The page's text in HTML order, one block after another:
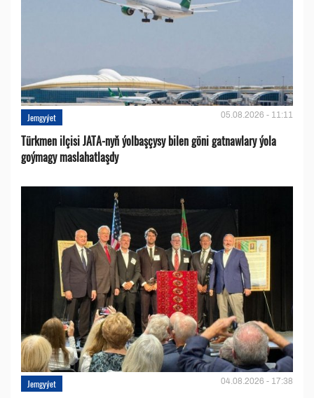
Jemgyýet 05.08.2026 - 11:11
Türkmen ilçisi JATA-nyň ýolbaşçysy bilen göni gatnawlary ýola
goýmagy maslahatlaşdy
Jemgyýet 04.08.2026 - 17:38